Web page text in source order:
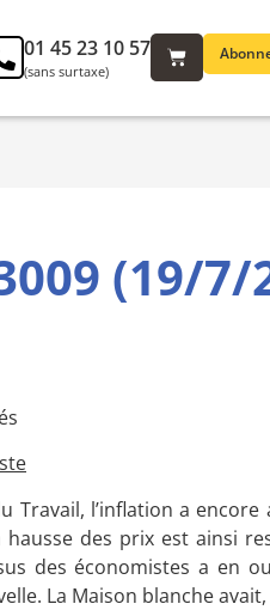
01 45 23 10 57
(sans surtaxe)
(19/7/
Travail, l’inflation a
hausse des prix est ainsi
des économistes a en
La Maison blanche